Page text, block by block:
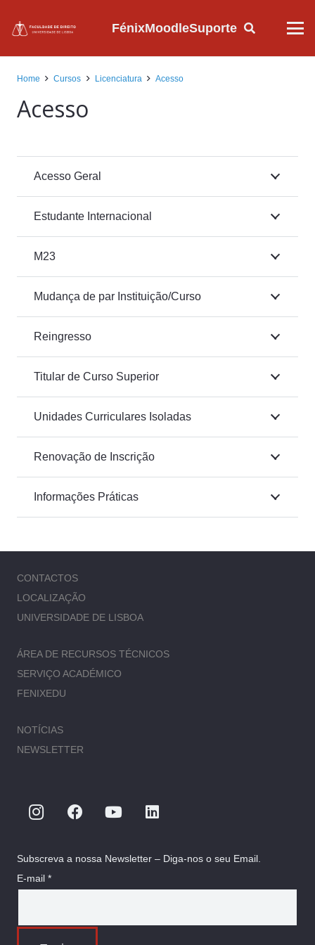
FénixMoodleSuporte
Home Cursos Licenciatura Acesso
Acesso
Acesso Geral
Estudante Internacional
M23
Mudança de par Instituição/Curso
Reingresso
Titular de Curso Superior
Unidades Curriculares Isoladas
Renovação de Inscrição
Informações Práticas
CONTACTOS
LOCALIZAÇÃO
UNIVERSIDADE DE LISBOA
ÁREA DE RECURSOS TÉCNICOS
SERVIÇO ACADÉMICO
FENIXEDU
NOTÍCIAS
NEWSLETTER
Subscreva a nossa Newsletter – Diga-nos o seu Email.
E-mail *